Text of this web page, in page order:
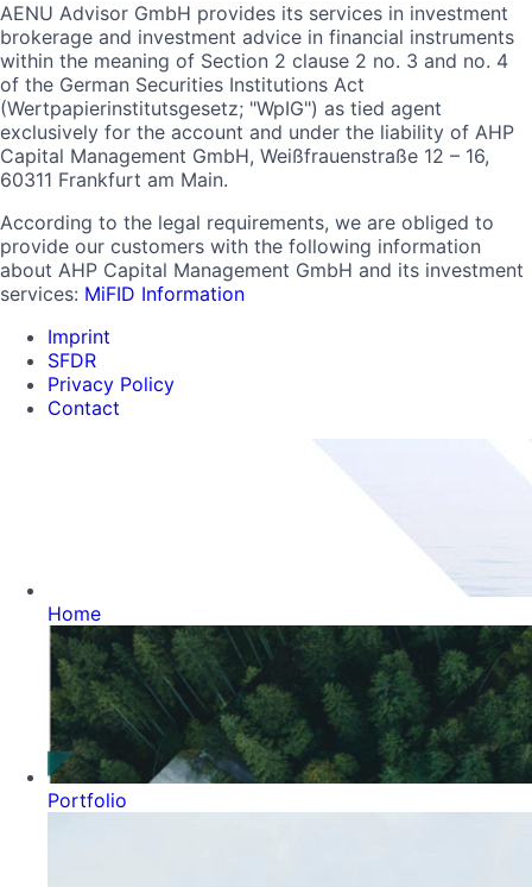
AENU Advisor GmbH provides its services in investment
brokerage and investment advice in financial instruments
within the meaning of Section 2 clause 2 no. 3 and no. 4
of the German Securities Institutions Act
(Wertpapierinstitutsgesetz; "WpIG") as tied agent
exclusively for the account and under the liability of AHP
Capital Management GmbH, Weißfrauenstraße 12 – 16,
60311 Frankfurt am Main.
According to the legal requirements, we are obliged to
provide our customers with the following information
about AHP Capital Management GmbH and its investment
services: MiFID Information
Imprint
SFDR
Privacy Policy
Contact
Home
Portfolio